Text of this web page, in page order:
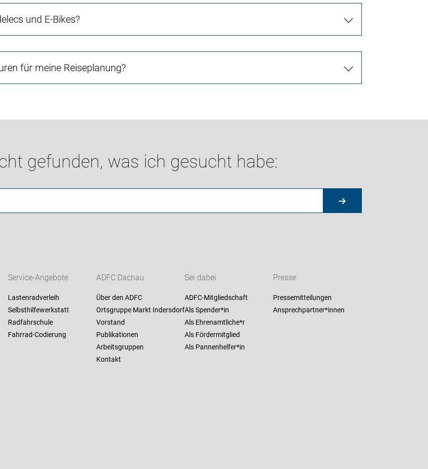
und E-Bikes?
für meine Reiseplanung?
gefunden, was ich gesucht habe:
Service-Angebote
Lastenradverleih
Selbsthilfewerkstatt
Radfahrschule
Fahrrad-Codierung
ADFC Dachau
Über den ADFC
Ortsgruppe Markt Indersdorf
Vorstand
Publikationen
Arbeitsgruppen
Kontakt
Sei dabei
ADFC-Mitgliedschaft
Als Spender*in
Als Ehrenamtliche*r
Als Fördermitglied
Als Pannenhelfer*in
Presse
Pressemitteilungen
Ansprechpartner*innen